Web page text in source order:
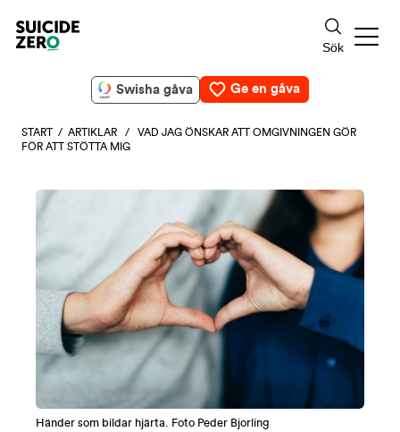
Swisha gåva Ge en gåva
START / ARTIKLAR / VAD JAG ÖNSKAR ATT OMGIVNINGEN GÖR
FÖR ATT STÖTTA MIG
Händer som bildar hjärta. Foto Peder Bjorling